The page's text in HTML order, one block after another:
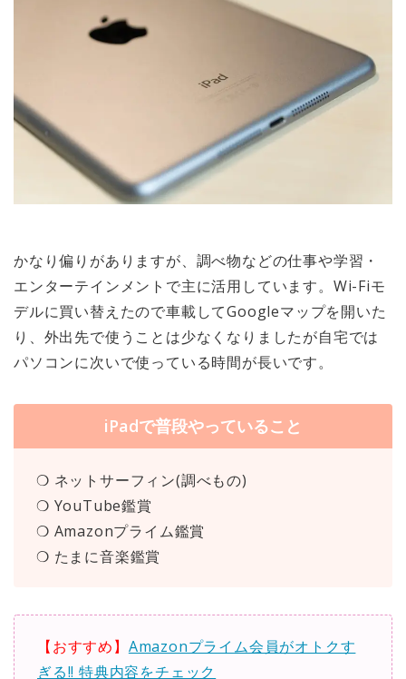
かなり偏りがありますが、調べ物などの仕事や学習・
エンターテインメントで主に活用しています。Wi-Fiモ
デルに買い替えたので車載してGoogleマップを開いた
り、外出先で使うことは少なくなりましたが自宅では
パソコンに次いで使っている時間が長いです。
iPadで普段やっていること
❍ ネットサーフィン(調べもの)
❍ YouTube鑑賞
❍ Amazonプライム鑑賞
❍ たまに音楽鑑賞
【おすすめ】 Amazonプライム会員がオトクす
ぎる!! 特典内容をチェック